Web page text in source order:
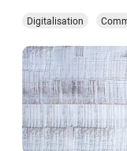
Digitalisation